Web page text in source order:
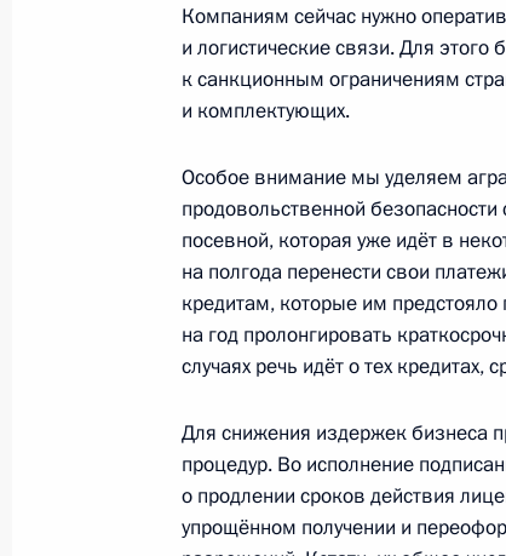
В законодательство внесены
возможность оперативного
ассигнований в ходе
региональных и местных
9 марта 2022 года, 11:55
Внесены изменения в статьи 4
кодекса
9 марта 2022 года, 11:50
В часть вторую Налогового
касающиеся особенностей
Курильских островов
Компаниям сейчас нужно
и логистические связи. Для
к санкционным ограничениям
и комплектующих.
Особое внимание мы уделяем
продовольственной
посевной, которая уже идёт в
на полгода перенести свои
кредитам, которые им
на год пролонгировать
случаях речь идёт о тех
Для снижения издержек бизнеса
процедур. Во исполнение
о продлении сроков действия
упрощённом получении и